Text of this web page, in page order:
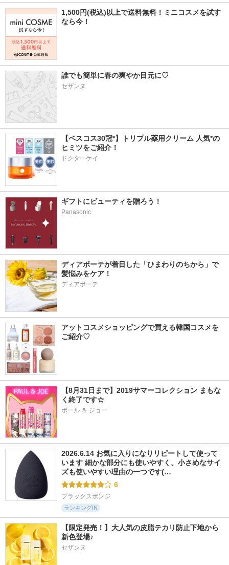
1,500円(税込)以上で送料無料！ミニコスメを試す
なら今！
誰でも簡単に春の爽やか目元に♡
セザンヌ
【ベスコス30冠*】トリプル薬用クリーム 人気*の
ヒミツをご紹介！
ドクターケイ
ギフトにビューティを贈ろう！
Panasonic
ディアボーテが着目した「ひまわりのちから」で
髪悩みをケア！
ディアボーテ
アットコスメショッピングで買える韓国コスメを
ご紹介♡
【8月31日まで】2019サマーコレクション まもな
く終了です☆
ポール ＆ ジョー
2026.6.14 お気に入りになりリピートして使って
います 細かな部分にも使いやすく、小さめなサイ
ズも使いやすい理由の一つです(…
6
ブラックスポンジ
ランキングIN
【限定発売！】大人気の皮脂テカリ防止下地から
新色登場♪
セザンヌ